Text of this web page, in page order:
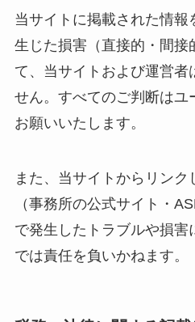
当サイトに掲載された情報
生じた損害（直接的・間接
て、当サイトおよび運営者
せん。すべてのご判断はユ
お願いいたします。
また、当サイトからリンク
（事務所の公式サイト・
で発生したトラブルや損害
では責任を負いかねます。